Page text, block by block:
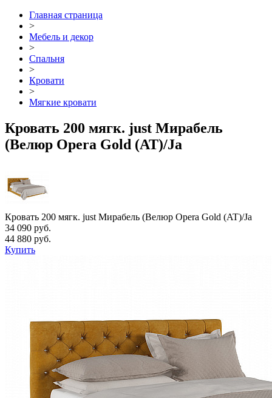
Главная страница
>
Мебель и декор
>
Спальня
>
Кровати
>
Мягкие кровати
Кровать 200 мягк. just Мирабель
(Велюр Opera Gold (AT)/Ja
Кровать 200 мягк. just Мирабель (Велюр Opera Gold (AT)/Ja
34 090 руб.
44 880 руб.
Купить